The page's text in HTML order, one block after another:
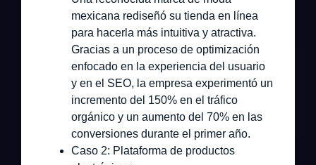
mexicana rediseñó su tienda en línea
para hacerla más intuitiva y atractiva.
Gracias a un proceso de optimización
enfocado en la experiencia del usuario
y en el SEO, la empresa experimentó un
incremento del 150% en el tráfico
orgánico y un aumento del 70% en las
conversiones durante el primer año.
Caso 2: Plataforma de productos